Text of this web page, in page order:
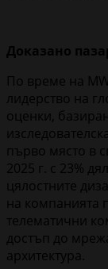
Доказано
По време на
лидерство на
оценки,
първо място в
2025 г. с 23%
цялостните
на компанията
телематични
достъп до
архитектура.